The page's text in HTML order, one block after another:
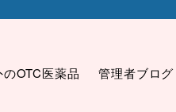
のOTC医薬品 管理者ブログ